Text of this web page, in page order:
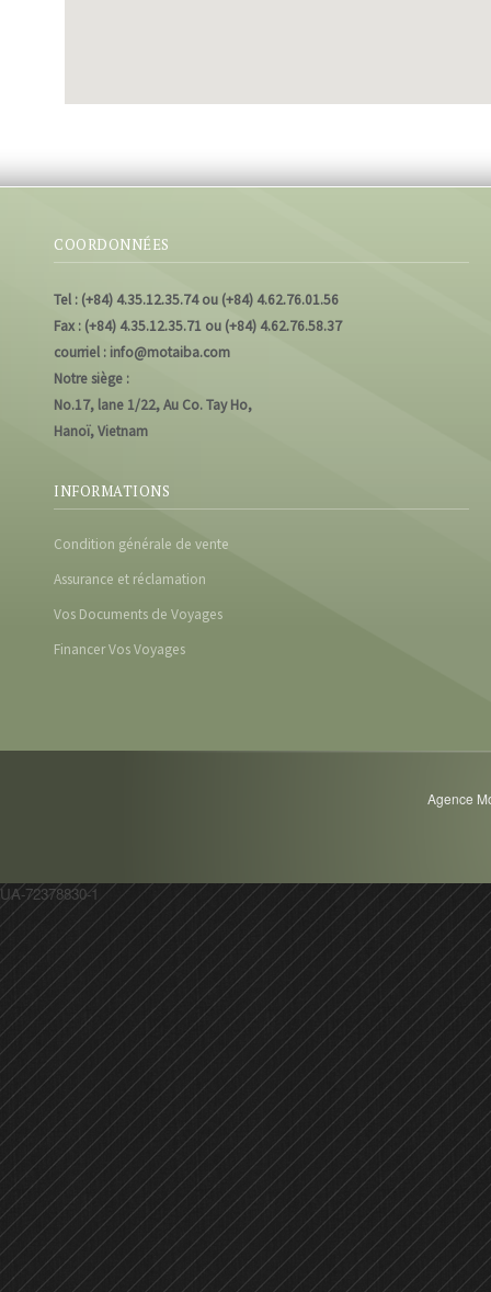
COORDONNÉES
Tel : (+84) 4.35.12.35.74 ou (+84) 4.62.76.01.56
Fax : (+84) 4.35.12.35.71 ou (+84) 4.62.76.58.37
courriel : info@motaiba.com
Notre siège :
No.17, lane 1/22, Au Co. Tay Ho,
Hanoï, Vietnam
INFORMATIONS
Condition générale de vente
Assurance et réclamation
Vos Documents de Voyages
Financer Vos Voyages
Agence
UA-72378830-1